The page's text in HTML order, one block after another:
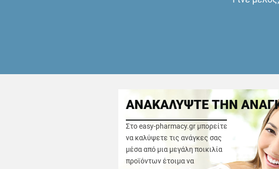
ΑΝΑΚΑΛΥΨΤΕ ΤΗΝ
Στο easy-pharmacy.gr μπορείτε
να καλύψετε τις ανάγκες σας
μέσα από μια μεγάλη ποικιλία
προϊόντων έτοιμα να